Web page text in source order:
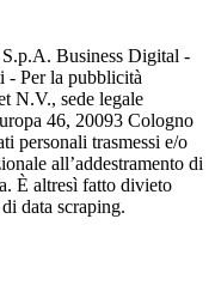
Business Digital -
- Per la pubblicità
N.V., sede legale
46, 20093 Cologno
personali trasmessi e/o
all’addestramento di
È altresì fatto divieto
data scraping.